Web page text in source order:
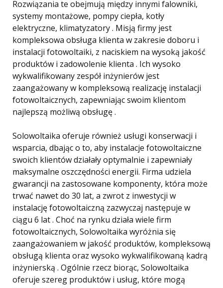
Rozwiązania te obejmują między innymi falowniki,
systemy montażowe, pompy ciepła, kotły
elektryczne, klimatyzatory . Misją firmy jest
kompleksowa obsługa klienta w zakresie doboru i
instalacji fotowoltaiki, z naciskiem na wysoką jakość
produktów i zadowolenie klienta . Ich wysoko
wykwalifikowany zespół inżynierów jest
zaangażowany w kompleksową realizację instalacji
fotowoltaicznych, zapewniając swoim klientom
najlepszą możliwą obsługę .
Solowoltaika oferuje również usługi konserwacji i
wsparcia, dbając o to, aby instalacje fotowoltaiczne
swoich klientów działały optymalnie i zapewniały
maksymalne oszczędności energii. Firma udziela
gwarancji na zastosowane komponenty, która może
trwać nawet do 30 lat, a zwrot z inwestycji w
instalację fotowoltaiczną zazwyczaj następuje w
ciągu 6 lat . Choć na rynku działa wiele firm
fotowoltaicznych, Solowoltaika wyróżnia się
zaangażowaniem w jakość produktów, kompleksową
obsługą klienta oraz wysoko wykwalifikowaną kadrą
inżynierską . Ogólnie rzecz biorąc, Solowoltaika
oferuje szereg produktów i usług, które mogą